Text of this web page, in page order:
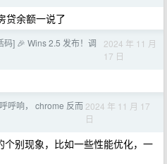
贷余额一说了
码] 🎉 Wins 2.5 发布！调
2024 年 11 月
17 日
呼响， chrome 反而 2024 年 11 月 17
日
个别现象，比如一些性能优化，一